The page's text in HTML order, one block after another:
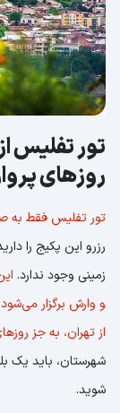
تور تفلیس
روزهای
تور تفلیس فقط به
رزرو این پکیج را
زمینی وجود ندارد.
و وارش برگزار می‌شود
از تهران، به جز
شهرستان، باید یک
شوید.